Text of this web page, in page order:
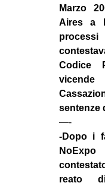
Marzo
Aires a
Codice
sentenze
—-
-Dopo i
reato